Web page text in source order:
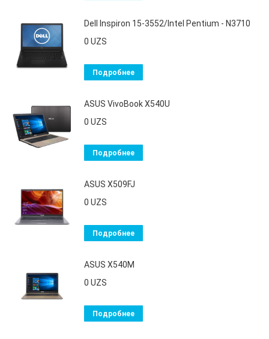
Dell Inspiron 15-3552/Intel Pentium - N3710
0 UZS
Подробнее
ASUS VivoBook X540U
0 UZS
Подробнее
ASUS X509FJ
0 UZS
Подробнее
ASUS X540M
0 UZS
Подробнее